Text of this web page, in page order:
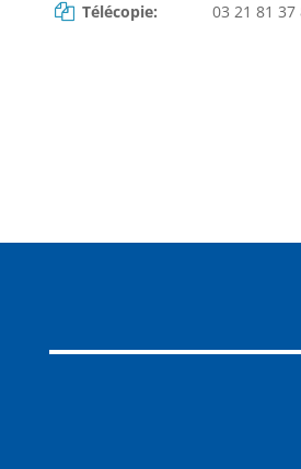
Télécopie: 03 21 81 37